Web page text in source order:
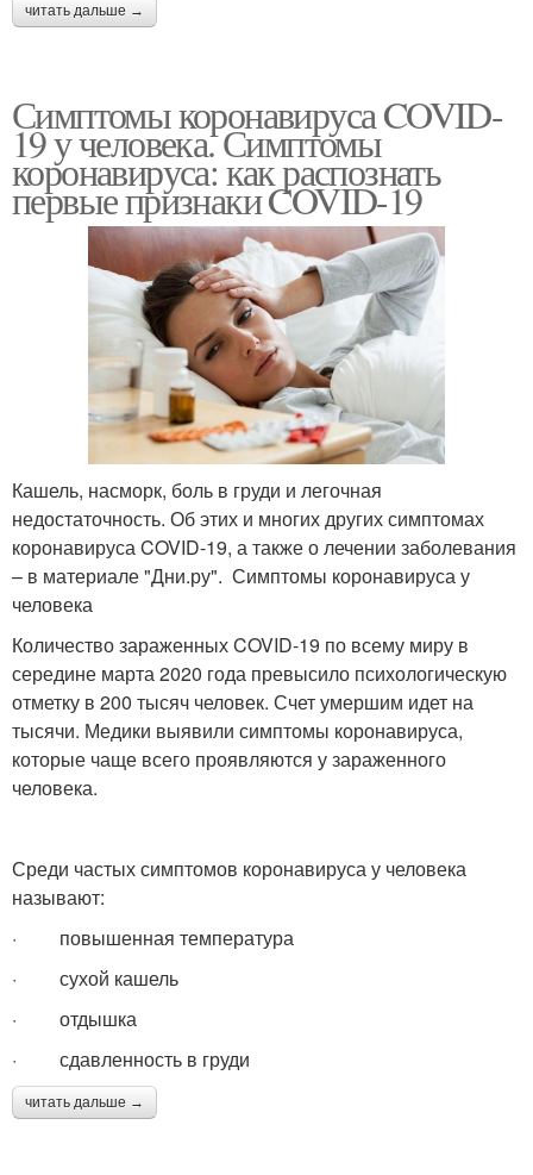
читать дальше →
Симптомы коронавируса COVID-
19 у человека. Симптомы
коронавируса: как распознать
первые признаки COVID-19
Кашель, насморк, боль в груди и легочная
недостаточность. Об этих и многих других симптомах
коронавируса COVID-19, а также о лечении заболевания
– в материале "Дни.ру". Симптомы коронавируса у
человека
Количество зараженных COVID-19 по всему миру в
середине марта 2020 года превысило психологическую
отметку в 200 тысяч человек. Счет умершим идет на
тысячи. Медики выявили симптомы коронавируса,
которые чаще всего проявляются у зараженного
человека.
Среди частых симптомов коронавируса у человека
называют:
· повышенная температура
· сухой кашель
· отдышка
· сдавленность в груди
читать дальше →